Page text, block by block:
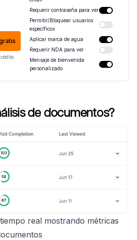
Requerir contraseña para ver
Permitir/Bloquear usuarios
específicos
Aplicar marca de agua
Requerir NDA para ver
Mensaje de bienvenida
personalizado
de documentos?
real mostrando métricas